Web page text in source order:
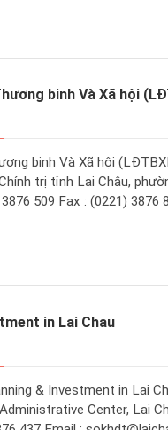
binh Và Xã hội
binh Và Xã hội
trị tỉnh Lai Châu,
509 Fax : (0221) 3876
in Lai Chau
& Investment in Lai
Center, Lai